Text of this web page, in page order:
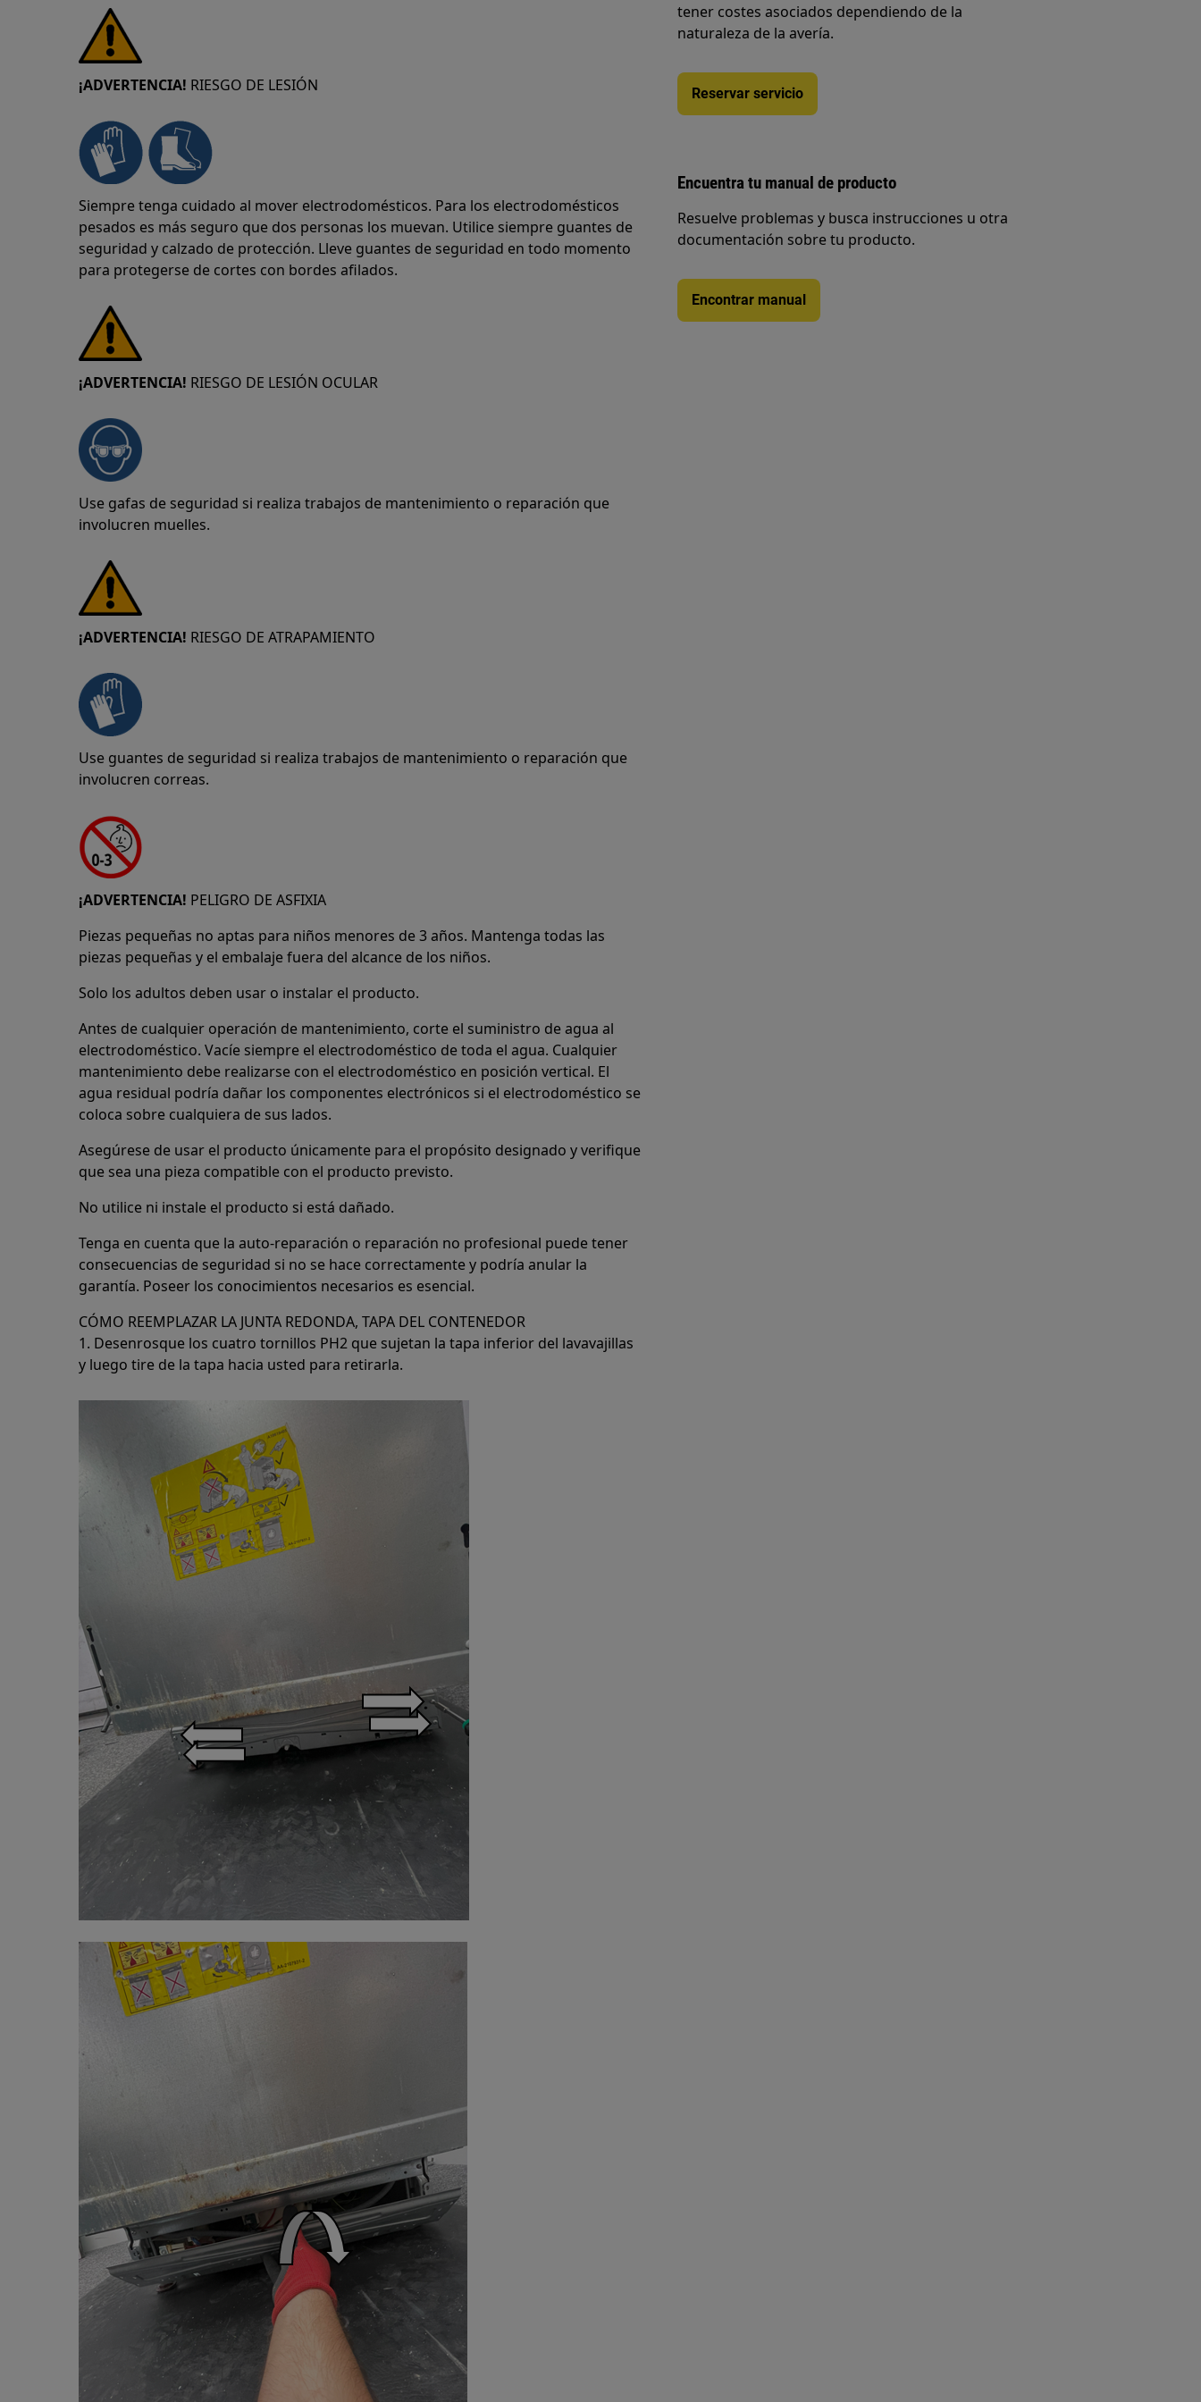
¡ADVERTENCIA! RIESGO DE LESIÓN
Siempre tenga cuidado al mover electrodomésticos. Para los electrodomésticos
pesados es más seguro que dos personas los muevan. Utilice siempre guantes de
seguridad y calzado de protección. Lleve guantes de seguridad en todo momento
para protegerse de cortes con bordes afilados.
¡ADVERTENCIA! RIESGO DE LESIÓN OCULAR
Use gafas de seguridad si realiza trabajos de mantenimiento o reparación que
involucren muelles.
¡ADVERTENCIA! RIESGO DE ATRAPAMIENTO
Use guantes de seguridad si realiza trabajos de mantenimiento o reparación que
involucren correas.
¡ADVERTENCIA! PELIGRO DE ASFIXIA
Piezas pequeñas no aptas para niños menores de 3 años. Mantenga todas las
piezas pequeñas y el embalaje fuera del alcance de los niños.
Solo los adultos deben usar o instalar el producto.
Antes de cualquier operación de mantenimiento, corte el suministro de agua al
electrodoméstico. Vacíe siempre el electrodoméstico de toda el agua. Cualquier
mantenimiento debe realizarse con el electrodoméstico en posición vertical. El
agua residual podría dañar los componentes electrónicos si el electrodoméstico se
coloca sobre cualquiera de sus lados.
Asegúrese de usar el producto únicamente para el propósito designado y verifique
que sea una pieza compatible con el producto previsto.
No utilice ni instale el producto si está dañado.
Tenga en cuenta que la auto-reparación o reparación no profesional puede tener
consecuencias de seguridad si no se hace correctamente y podría anular la
garantía. Poseer los conocimientos necesarios es esencial.
CÓMO REEMPLAZAR LA JUNTA REDONDA, TAPA DEL CONTENEDOR
1. Desenrosque los cuatro tornillos PH2 que sujetan la tapa inferior del lavavajillas
y luego tire de la tapa hacia usted para retirarla.
tener costes asociados dependiendo de la
naturaleza de la avería.
Reservar servicio
Encuentra tu manual de producto
Resuelve problemas y busca instrucciones u otra
documentación sobre tu producto.
Encontrar manual